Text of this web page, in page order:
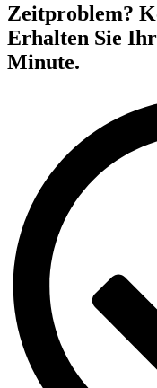
Zeitproblem?
Erhalten Sie
Minute.